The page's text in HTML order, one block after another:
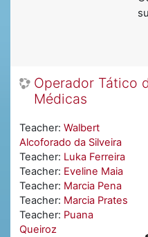
Operador Tático
Médicas
Teacher: Walbert
Alcoforado da Silveira
Teacher: Luka Ferreira
Teacher: Eveline Maia
Teacher: Marcia Pena
Teacher: Marcia Prates
Teacher: Puana
Queiroz